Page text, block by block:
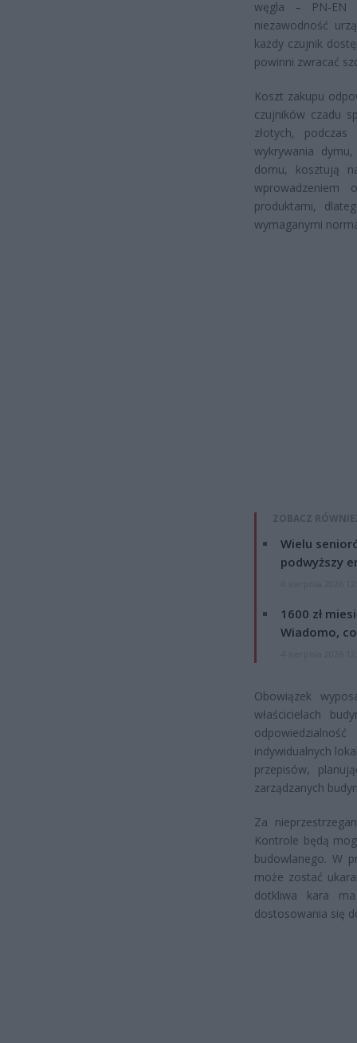
węgla – PN-EN
niezawodność
każdy czujnik
powinni zwracać
Koszt zakupu
czujników czadu
złotych,
wykrywania
domu, kosztują
wprowadzeniem
produktami,
wymaganymi
ZOBACZ
Wielu
podwyższy
1600 zł
Wiadomo,
Obowiązek
właścicielach
indywidualnych
przepisów,
zarządzanych
Za
Kontrole będą
budowlanego. W
może zostać
dotkliwa kara
dostosowania się